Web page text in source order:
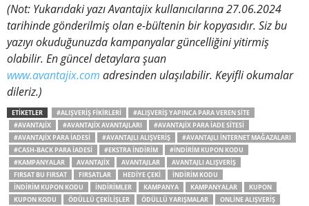
(Not: Yukarıdaki yazı Avantajix kullanıcılarına 27.06.2024
tarihinde gönderilmiş olan e-bültenin bir kopyasıdır. Siz bu
yazıyı okuduğunuzda kampanyalar güncelliğini yitirmiş
olabilir. En güncel detaylara şuan
www.avantajix.com adresinden ulaşılabilir. Keyifli okumalar
dileriz.)
ETIKETLER #ALIŞVERIŞ FIKIRLERI
#ALIŞVERIŞ YAPINCA PARA VEREN SITE
#AVANTAJIX
#AVANTAJIX AVANTAJLARI
#AVANTAJIX PARA IADE SITESI
#AVANTAJIX PARA IADESI
#AVANTAJLI ALIŞVERIŞ
#AVANTAJLI INTERNET MAĞAZALARI
#CASH-BACK PARA IADESI
#EKSTRA INDIRIM
#INDIRIM KUPON KODU
#KAMPANYALAR
AVANTAJIX AVANTAJLAR
AVANTAJLI ALIŞVERIŞ
FIRSAT BU FIRSAT
FIRSATLAR HEDIYE ÇEKI
INDIRIM KODU
INDIRIM KUPON KODU
INDIRIMLER KAMPANYA KAMPANYALAR
KUPON
KUPON KODU
ÖDÜLLÜ ÇEKILIŞLER ÖDÜLLÜ YARIŞMALAR
ONLINE ALIŞVERIŞ